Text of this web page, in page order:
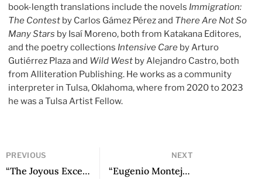
book-length translations include the novels Immigration:
The Contest by Carlos Gámez Pérez and There Are Not So
Many Stars by Isaí Moreno, both from Katakana Editores,
and the poetry collections Intensive Care by Arturo
Gutiérrez Plaza and Wild West by Alejandro Castro, both
from Alliteration Publishing. He works as a community
interpreter in Tulsa, Oklahoma, where from 2020 to 2023
he was a Tulsa Artist Fellow.
PREVIOUS
“The Joyous Excess of Eugenio Montejo’s Heteronymy” by Nicholas Roberts
NEXT
“Eugenio Montejo: A Living Presence Ten Years After His Passing” by Arturo Gutiérrez Plaza